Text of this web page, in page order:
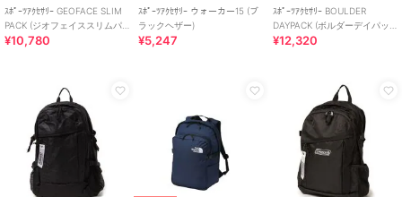
ｽﾎﾟｰﾂｱｸｾｻﾘｰ GEOFACE SLIM
PACK (ジオフェイススリムパ
ック)
¥10,780
ｽﾎﾟｰﾂｱｸｾｻﾘｰ ウォーカー15 (ブ
ラックヘザー)
¥5,247
ｽﾎﾟｰﾂｱｸｾｻﾘｰ BOULDER
DAYPACK (ボルダーデイパッ
ク)
¥12,320